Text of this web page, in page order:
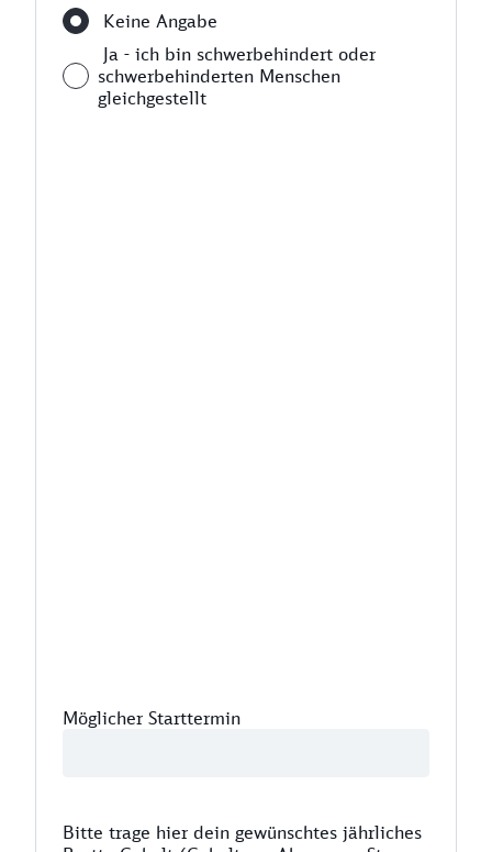
Keine Angabe
Ja - ich bin schwerbehindert oder
schwerbehinderten Menschen
gleichgestellt
Möglicher Starttermin
Bitte trage hier dein gewünschtes jährliches